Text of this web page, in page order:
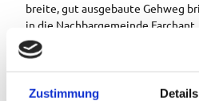
Zustimmung Details
breite, gut ausgebaute Gehweg
in die Nachbargemeinde Farchant.